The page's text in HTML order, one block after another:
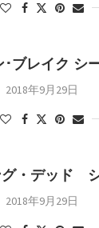
･ブレイク シ
2018年9月29日
グ・デッド
2018年9月29日